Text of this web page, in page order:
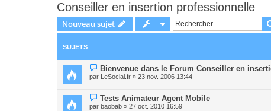
Conseiller en insertion professionnelle
Nouveau sujet
SUJETS
Bienvenue dans le Forum Conseiller en
par LeSocial.fr » 23 nov. 2006 13:44
Tests Animateur Agent Mobile
par baobab » 27 oct. 2010 16:59